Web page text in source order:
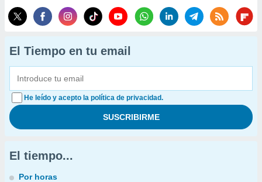
El Tiempo en tu email
He leído y acepto la política de privacidad.
El tiempo...
Por horas